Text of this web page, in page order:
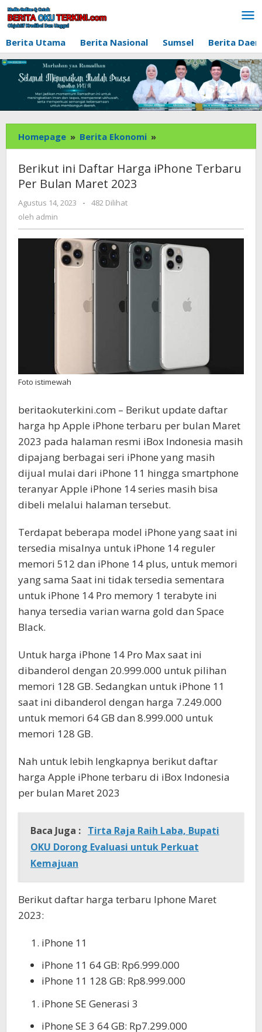
Lewati
ke
konten
Berita Utama
Berita Nasional Sumsel Berita
Homepage » Berita Ekonomi »
ini
Daftar
Harga
Bulan
Maret
2023
Berikut ini Daftar Harga iPhone Terbaru
Per Bulan Maret 2023
Agustus 14, 2023
oleh
-
482 Dilihat
oleh admin
Foto istimewah
beritaokuterkini.com – Berikut update daftar
harga hp Apple iPhone terbaru per bulan Maret
2023 pada halaman resmi iBox Indonesia masih
dipajang berbagai seri iPhone yang masih
dijual mulai dari iPhone 11 hingga smartphone
teranyar Apple iPhone 14 series masih bisa
dibeli melalui halaman tersebut.
Terdapat beberapa model iPhone yang saat ini
tersedia misalnya untuk iPhone 14 reguler
memori 512 dan iPhone 14 plus, untuk memori
yang sama Saat ini tidak tersedia sementara
untuk iPhone 14 Pro memory 1 terabyte ini
hanya tersedia varian warna gold dan Space
Black.
Untuk harga iPhone 14 Pro Max saat ini
dibanderol dengan 20.999.000 untuk pilihan
memori 128 GB. Sedangkan untuk iPhone 11
saat ini dibanderol dengan harga 7.249.000
untuk memori 64 GB dan 8.999.000 untuk
memori 128 GB.
Nah untuk lebih lengkapnya berikut daftar
harga Apple iPhone terbaru di iBox Indonesia
per bulan Maret 2023
Baca Juga : Tirta Raja Raih Laba, Bupati
OKU Dorong Evaluasi untuk Perkuat
Kemajuan
Berikut daftar harga terbaru Iphone Maret
2023:
iPhone 11
iPhone 11 64 GB: Rp6.999.000
iPhone 11 128 GB: Rp8.999.000
iPhone SE Generasi 3
iPhone SE 3 64 GB: Rp7.299.000